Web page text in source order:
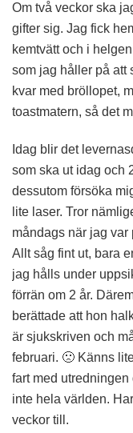
Om två veckor ska
gifter sig. Jag fick
kemtvätt och i
som jag håller på att
kvar med bröllopet,
toastmatern, så det
Idag blir det
som ska ut idag och
dessutom försöka
lite laser. Tror
måndags när jag
Allt såg fint ut, bara
jag hålls under
förrän om 2 år.
berättade att hon
är sjukskriven och
februari. 🙁 Känns
fart med
inte hela världen.
veckor till.